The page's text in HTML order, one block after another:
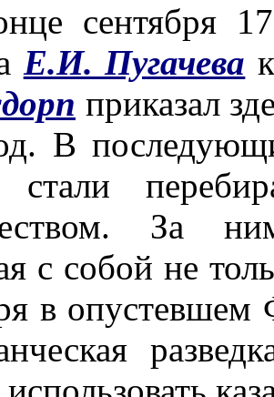
сентября
Е.И. Пугачева
приказал
В
стали
За
с собой не
в опустевшем